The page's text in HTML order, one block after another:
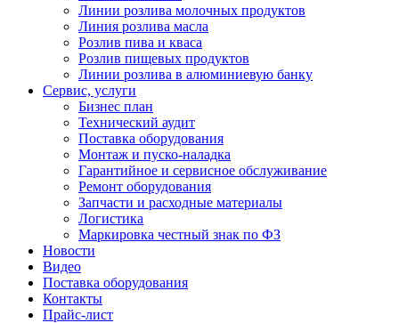
Линии розлива молочных продуктов
Линия розлива масла
Розлив пива и кваса
Розлив пищевых продуктов
Линии розлива в алюминиевую банку
Сервис, услуги
Бизнес план
Технический аудит
Поставка оборудования
Монтаж и пуско-наладка
Гарантийное и сервисное обслуживание
Ремонт оборудования
Запчасти и расходные материалы
Логистика
Маркировка честный знак по ФЗ
Новости
Видео
Поставка оборудования
Контакты
Прайс-лист